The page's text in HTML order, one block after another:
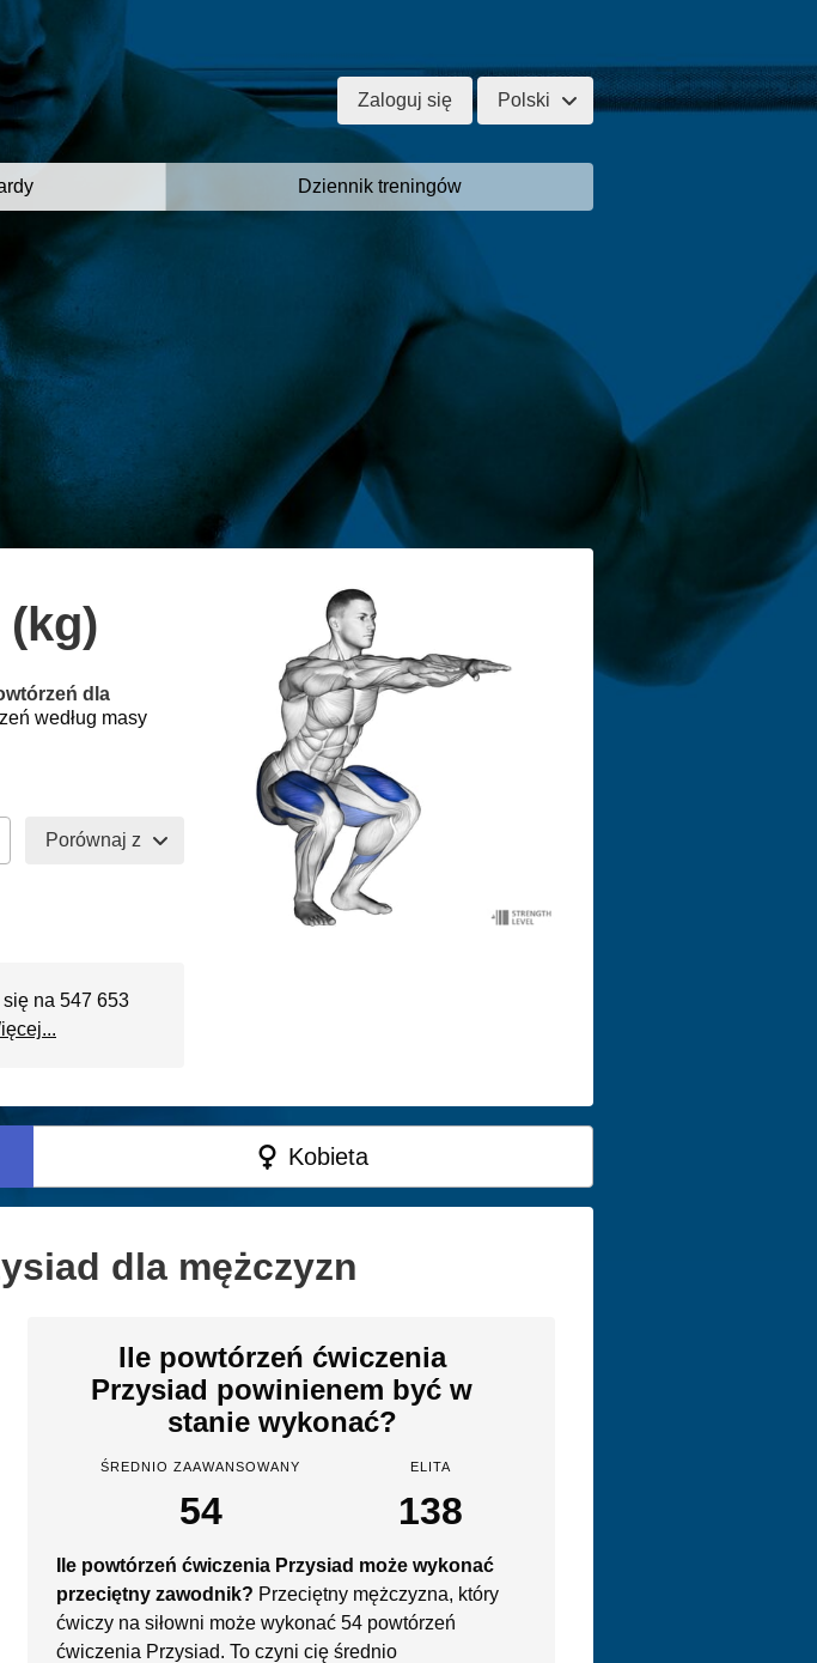
Zaloguj się Polski
Dziennik treningów
dla
według masy
Porównaj z
na 547 653
Kobieta
dla mężczyzn
Ile powtórzeń ćwiczenia
Przysiad powinienem być w
stanie wykonać?
ŚREDNIO ZAAWANSOWANY
54
ELITA
138
Ile powtórzeń ćwiczenia Przysiad może wykonać
przeciętny zawodnik? Przeciętny mężczyzna, który
ćwiczy na siłowni może wykonać 54 powtórzeń
ćwiczenia Przysiad. To czyni cię średnio